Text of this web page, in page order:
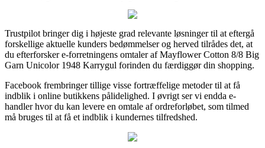
Trustpilot bringer dig i højeste grad relevante løsninger til at eftergå
forskellige aktuelle kunders bedømmelser og herved tilrådes det, at
du efterforsker e-forretningens omtaler af Mayflower Cotton 8/8 Big
Garn Unicolor 1948 Karrygul forinden du færdiggør din shopping.
Facebook frembringer tillige visse fortræffelige metoder til at få
indblik i online butikkens pålidelighed. I øvrigt ser vi endda e-
handler hvor du kan levere en omtale af ordreforløbet, som tilmed
må bruges til at få et indblik i kundernes tilfredshed.